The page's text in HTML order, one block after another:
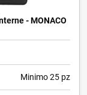
- MONACO
Minimo 25 pz